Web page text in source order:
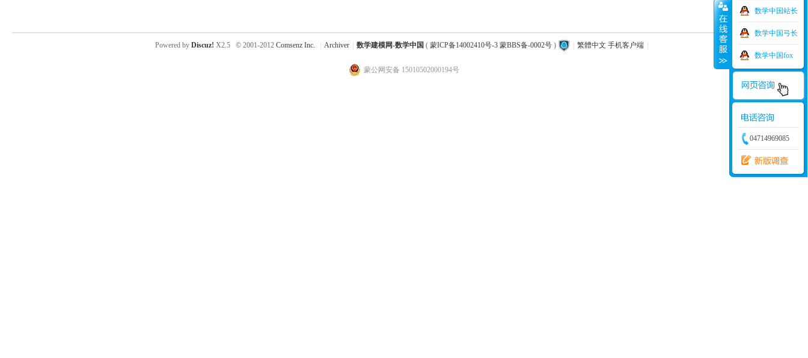
数学中国站长
数学中国弓长
数学中国fox
04714969085
Powered by Discuz! X2.5 © 2001-2012 Comsenz Inc. Archiver 数学建模网-数学中国 ( 蒙ICP备14002410号-3 蒙BBS备-0002号) 繁體中文 手机客户端
蒙公网安备 15010502000194号